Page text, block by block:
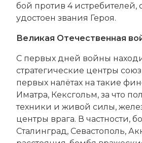
бой против 4
удостоен звания Героя.
Великая Отечественная
С первых дней войны
стратегические центры
первых налётах на такие
Иматра, Кексгольм, за что
техники и живой силы,
центры врага. В частности,
Сталинград, Севастополь,